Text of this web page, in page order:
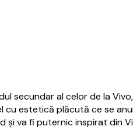
secundar al celor de la
cu estetică plăcută ce se
şi va fi puternic inspirat din